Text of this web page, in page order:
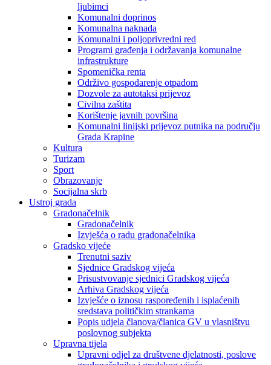
ljubimci
Komunalni doprinos
Komunalna naknada
Komunalni i poljoprivredni red
Programi građenja i održavanja komunalne
infrastrukture
Spomenička renta
Održivo gospodarenje otpadom
Dozvole za autotaksi prijevoz
Civilna zaštita
Korištenje javnih površina
Komunalni linijski prijevoz putnika na području
Grada Krapine
Kultura
Turizam
Sport
Obrazovanje
Socijalna skrb
Ustroj grada
Gradonačelnik
Gradonačelnik
Izvješća o radu gradonačelnika
Gradsko vijeće
Trenutni saziv
Sjednice Gradskog vijeća
Prisustvovanje sjednici Gradskog vijeća
Arhiva Gradskog vijeća
Izvješće o iznosu raspoređenih i isplaćenih
sredstava političkim strankama
Popis udjela članova/članica GV u vlasništvu
poslovnog subjekta
Upravna tijela
Upravni odjel za društvene djelatnosti, poslove